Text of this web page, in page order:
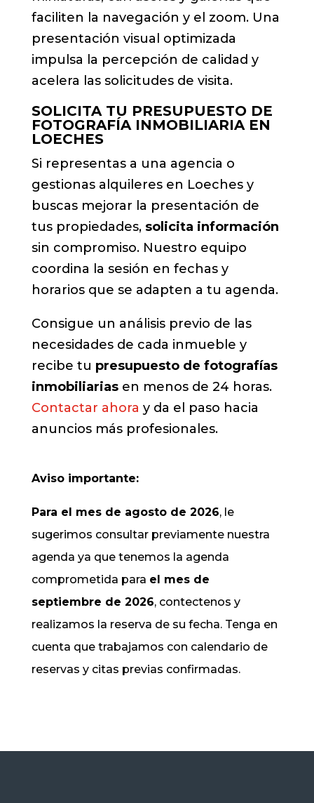
faciliten la navegación y el zoom. Una
presentación visual optimizada
impulsa la percepción de calidad y
acelera las solicitudes de visita.
SOLICITA TU PRESUPUESTO DE
FOTOGRAFÍA INMOBILIARIA EN
LOECHES
Si representas a una agencia o
gestionas alquileres en Loeches y
buscas mejorar la presentación de
tus propiedades, solicita información
sin compromiso. Nuestro equipo
coordina la sesión en fechas y
horarios que se adapten a tu agenda.
Consigue un análisis previo de las
necesidades de cada inmueble y
recibe tu presupuesto de fotografías
inmobiliariasen menos de 24 horas.
Contactar ahora y da el paso hacia
anuncios más profesionales.
Aviso importante:
Para el mes de agosto de 2026, le
sugerimos consultar previamente nuestra
agenda ya que tenemos la agenda
comprometida para el mes de
septiembre de 2026, contectenos y
realizamos la reserva de su fecha. Tenga en
cuenta que trabajamos con calendario de
reservas y citas previas confirmadas.